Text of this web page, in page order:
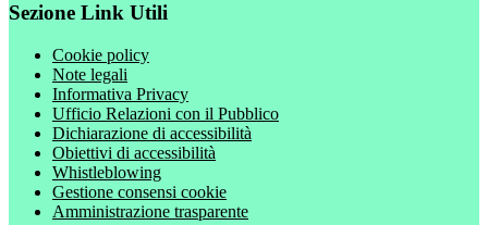
Sezione Link Utili
Cookie policy
Note legali
Informativa Privacy
Ufficio Relazioni con il Pubblico
Dichiarazione di accessibilità
Obiettivi di accessibilità
Whistleblowing
Gestione consensi cookie
Amministrazione trasparente